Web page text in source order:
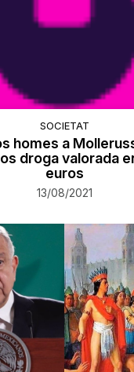
SOCIETAT
homes a
droga valorada
euros
13/08/2021